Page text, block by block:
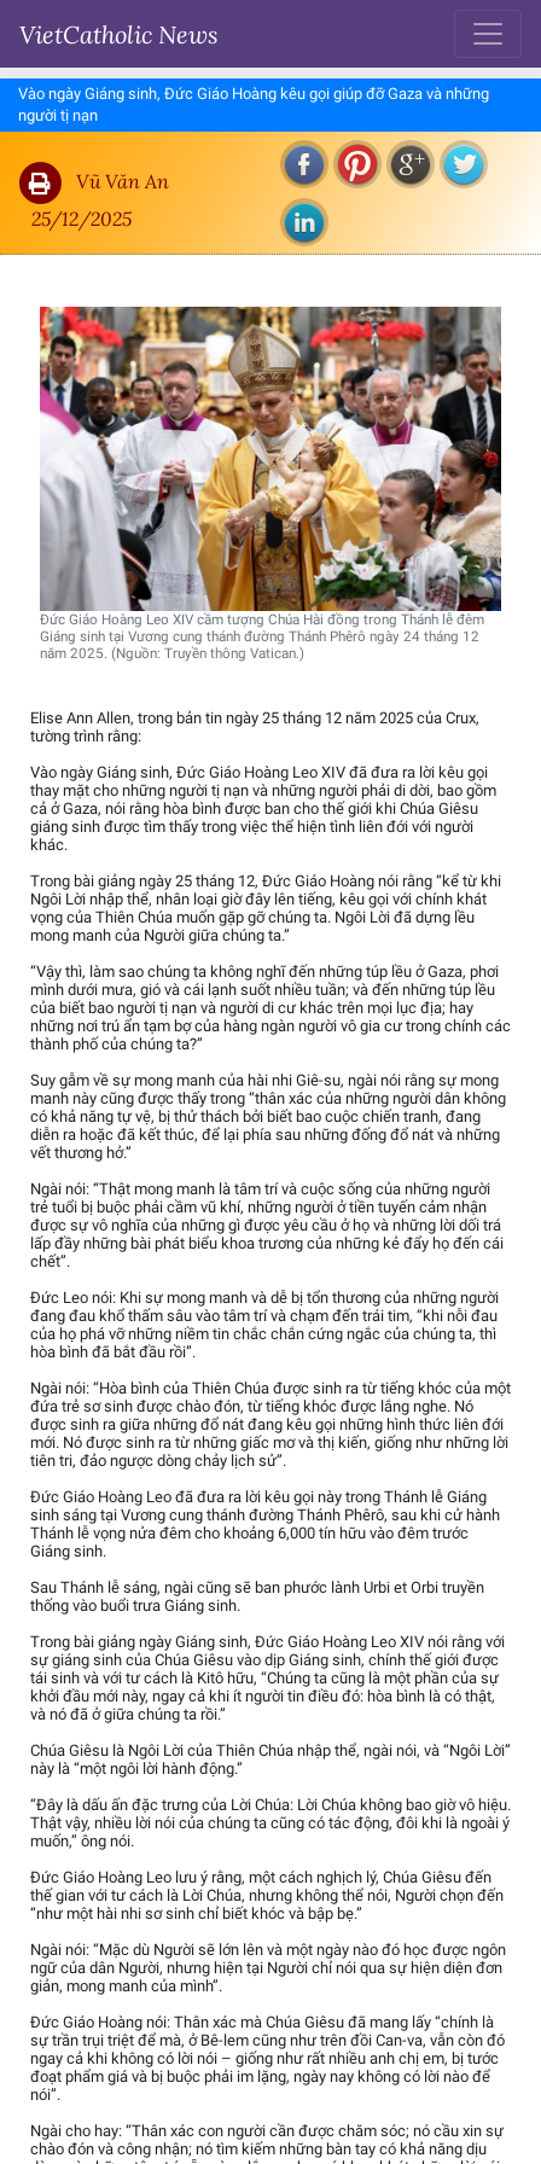
VietCatholic News
Vào ngày Giáng sinh, Đức Giáo Hoàng kêu gọi giúp đỡ Gaza và những
người tị nạn
Vũ Văn An
25/12/2025
Đức Giáo Hoàng Leo XIV cầm tượng Chúa Hài đồng trong Thánh lễ đêm
Giáng sinh tại Vương cung thánh đường Thánh Phêrô ngày 24 tháng 12
năm 2025. (Nguồn: Truyền thông Vatican.)
Elise Ann Allen, trong bản tin ngày 25 tháng 12 năm 2025 của Crux,
tường trình rằng:
Vào ngày Giáng sinh, Đức Giáo Hoàng Leo XIV đã đưa ra lời kêu gọi
thay mặt cho những người tị nạn và những người phải di dời, bao gồm
cả ở Gaza, nói rằng hòa bình được ban cho thế giới khi Chúa Giêsu
giáng sinh được tìm thấy trong việc thể hiện tình liên đới với người
khác.
Trong bài giảng ngày 25 tháng 12, Đức Giáo Hoàng nói rằng “kể từ khi
Ngôi Lời nhập thể, nhân loại giờ đây lên tiếng, kêu gọi với chính khát
vọng của Thiên Chúa muốn gặp gỡ chúng ta. Ngôi Lời đã dựng lều
mong manh của Người giữa chúng ta.”
“Vậy thì, làm sao chúng ta không nghĩ đến những túp lều ở Gaza, phơi
mình dưới mưa, gió và cái lạnh suốt nhiều tuần; và đến những túp lều
của biết bao người tị nạn và người di cư khác trên mọi lục địa; hay
những nơi trú ẩn tạm bợ của hàng ngàn người vô gia cư trong chính các
thành phố của chúng ta?”
Suy gẫm về sự mong manh của hài nhi Giê-su, ngài nói rằng sự mong
manh này cũng được thấy trong “thân xác của những người dân không
có khả năng tự vệ, bị thử thách bởi biết bao cuộc chiến tranh, đang
diễn ra hoặc đã kết thúc, để lại phía sau những đống đổ nát và những
vết thương hở.”
Ngài nói: “Thật mong manh là tâm trí và cuộc sống của những người
trẻ tuổi bị buộc phải cầm vũ khí, những người ở tiền tuyến cảm nhận
được sự vô nghĩa của những gì được yêu cầu ở họ và những lời dối trá
lấp đầy những bài phát biểu khoa trương của những kẻ đẩy họ đến cái
chết”.
Đức Leo nói: Khi sự mong manh và dễ bị tổn thương của những người
đang đau khổ thấm sâu vào tâm trí và chạm đến trái tim, “khi nỗi đau
của họ phá vỡ những niềm tin chắc chắn cứng ngắc của chúng ta, thì
hòa bình đã bắt đầu rồi”.
Ngài nói: “Hòa bình của Thiên Chúa được sinh ra từ tiếng khóc của một
đứa trẻ sơ sinh được chào đón, từ tiếng khóc được lắng nghe. Nó
được sinh ra giữa những đổ nát đang kêu gọi những hình thức liên đới
mới. Nó được sinh ra từ những giấc mơ và thị kiến, giống như những lời
tiên tri, đảo ngược dòng chảy lịch sử”.
Đức Giáo Hoàng Leo đã đưa ra lời kêu gọi này trong Thánh lễ Giáng
sinh sáng tại Vương cung thánh đường Thánh Phêrô, sau khi cử hành
Thánh lễ vọng nửa đêm cho khoảng 6,000 tín hữu vào đêm trước
Giáng sinh.
Sau Thánh lễ sáng, ngài cũng sẽ ban phước lành Urbi et Orbi truyền
thống vào buổi trưa Giáng sinh.
Trong bài giảng ngày Giáng sinh, Đức Giáo Hoàng Leo XIV nói rằng với
sự giáng sinh của Chúa Giêsu vào dịp Giáng sinh, chính thế giới được
tái sinh và với tư cách là Kitô hữu, “Chúng ta cũng là một phần của sự
khởi đầu mới này, ngay cả khi ít người tin điều đó: hòa bình là có thật,
và nó đã ở giữa chúng ta rồi.”
Chúa Giêsu là Ngôi Lời của Thiên Chúa nhập thể, ngài nói, và “Ngôi Lời”
này là “một ngôi lời hành động.”
“Đây là dấu ấn đặc trưng của Lời Chúa: Lời Chúa không bao giờ vô hiệu.
Thật vậy, nhiều lời nói của chúng ta cũng có tác động, đôi khi là ngoài ý
muốn,” ông nói.
Đức Giáo Hoàng Leo lưu ý rằng, một cách nghịch lý, Chúa Giêsu đến
thế gian với tư cách là Lời Chúa, nhưng không thể nói, Người chọn đến
“như một hài nhi sơ sinh chỉ biết khóc và bập bẹ.”
Ngài nói: “Mặc dù Người sẽ lớn lên và một ngày nào đó học được ngôn
ngữ của dân Người, nhưng hiện tại Người chỉ nói qua sự hiện diện đơn
giản, mong manh của mình”.
Đức Giáo Hoàng nói: Thân xác mà Chúa Giêsu đã mang lấy “chính là
sự trần trụi triệt để mà, ở Bê-lem cũng như trên đồi Can-va, vẫn còn đó
ngay cả khi không có lời nói – giống như rất nhiều anh chị em, bị tước
đoạt phẩm giá và bị buộc phải im lặng, ngày nay không có lời nào để
nói”.
Ngài cho hay: “Thân xác con người cần được chăm sóc; nó cầu xin sự
chào đón và công nhận; nó tìm kiếm những bàn tay có khả năng dịu